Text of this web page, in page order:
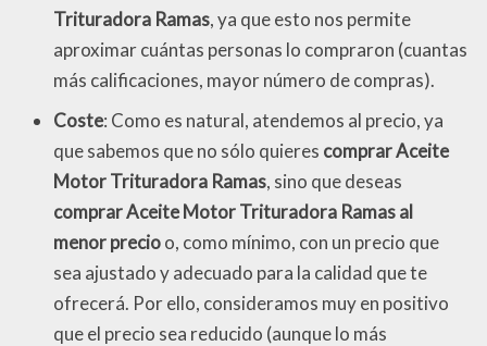
Trituradora Ramas, ya que esto nos permite
aproximar cuántas personas lo compraron (cuantas
más calificaciones, mayor número de compras).
Coste: Como es natural, atendemos al precio, ya
que sabemos que no sólo quieres comprar Aceite
Motor Trituradora Ramas, sino que deseas
comprar Aceite Motor Trituradora Ramas al
menor precioo, como mínimo, con un precio que
sea ajustado y adecuado para la calidad que te
ofrecerá. Por ello, consideramos muy en positivo
que el precio sea reducido (aunque lo más